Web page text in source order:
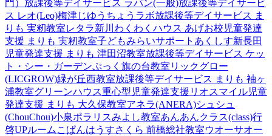
門） 放課後等デイサービス ラパン(一般)放課後等デイサービ
ス レオ(Leo)梅津じゆうちょうラボ放課後等デイサービス ま
りも 実籾教室レタラ新川 わくわくハウス あげお校 児童発達
支援 まりも 実籾教室子どもみらいサポートあくしす新長田
児童発達支援 まりも 津田沼教室放課後等デイサービス ケッ
ト・シー・ガーデンぷっく旗の台教室 リックグロー
(LICGROW)緑が丘西教室放課後等デイサービス まりも 袖ヶ
浦教室グリーンハウス重心型児童発達支援 リオスマイル児童
発達支援 まりも 大久保教室アネラ(ANERA)シュシュ
(ChouChou)小泉ポラリスみよし教室あんあんクラス(class)行
啓UPルーム こぱんはうすさくら 前橋総社教室ウオーサオー